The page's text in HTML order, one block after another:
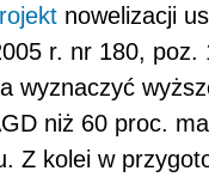
nowelizacji
r. nr 180, poz.
wyznaczyć
niż 60 proc.
Z kolei w